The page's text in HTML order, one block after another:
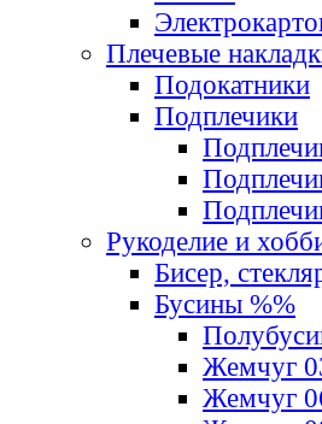
Плечевые
Подокатники
Подплечики
Рукоделие и
Бисер,
Бусины %%
Жемчуг
Жемчуг